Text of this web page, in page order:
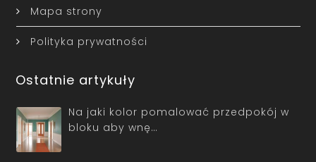
Mapa strony
Polityka prywatności
Ostatnie artykuły
Na jaki kolor pomalować przedpokój w
bloku aby wnę…